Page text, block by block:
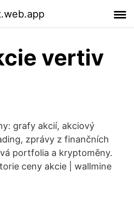
vertiv
grafy akcií, akciový
zprávy z finančních
portfolia a kryptoměny.
ceny akcie | wallmine